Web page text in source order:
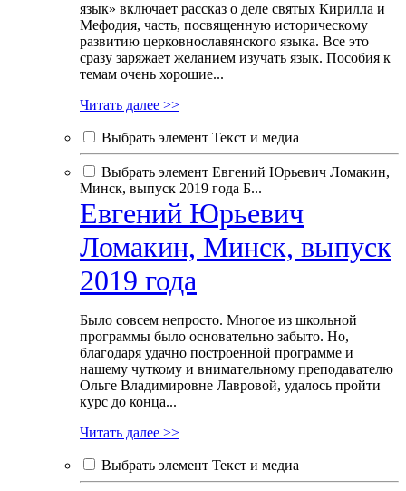
язык» включает рассказ о деле святых Кирилла и
Мефодия, часть, посвященную историческому
развитию церковнославянского языка. Все это
сразу заряжает желанием изучать язык. Пособия к
темам очень хорошие...
Читать далее >>
Выбрать элемент Текст и медиа
Выбрать элемент Евгений Юрьевич Ломакин,
Минск, выпуск 2019 года Б...
Евгений Юрьевич
Ломакин, Минск, выпуск
2019 года
Было совсем непросто. Многое из школьной
программы было основательно забыто. Но,
благодаря удачно построенной программе и
нашему чуткому и внимательному преподавателю
Ольге Владимировне Лавровой, удалось пройти
курс до конца...
Читать далее >>
Выбрать элемент Текст и медиа